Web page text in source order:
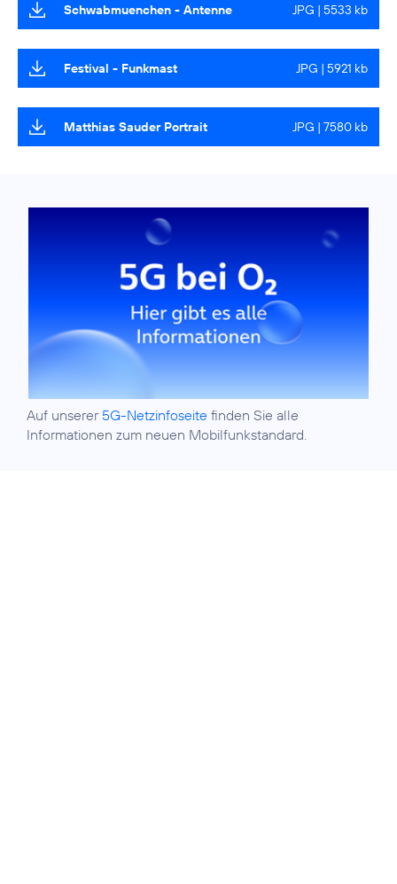
Schwabmuenchen - Antenne JPG | 5533 kb
Festival - Funkmast JPG | 5921 kb
Matthias Sauder Portrait JPG | 7580 kb
Auf unserer 5G-Netzinfoseite finden Sie alle
Informationen zum neuen Mobilfunkstandard.